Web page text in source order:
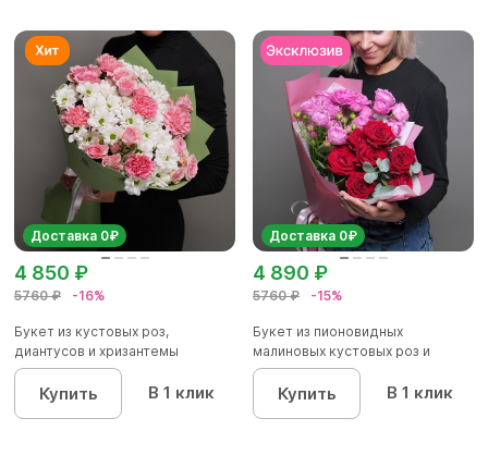
Доставка 0₽
5760 ₽ -16%
4 850 ₽
Букет из кустовых роз,
диантусов и хризантемы
кустовой...
Купить В 1 клик
Доставка 0₽
5760 ₽ -15%
4 890 ₽
Букет из пионовидных
малиновых кустовых роз и
красных р...
Купить В 1 клик